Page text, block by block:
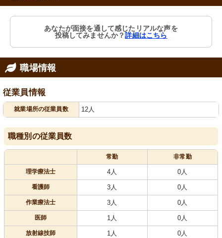
あなたが面接を通して感じたリアルな声を
投稿してみませんか？詳細はこちら
職場情報
従業員情報
就業場所の従業員数 12人
職種別の従業員数
常勤 非常勤
理学療法士 4人 0人
看護師 3人 0人
作業療法士 3人 0人
医師 1人 0人
放射線技師 1人 0人